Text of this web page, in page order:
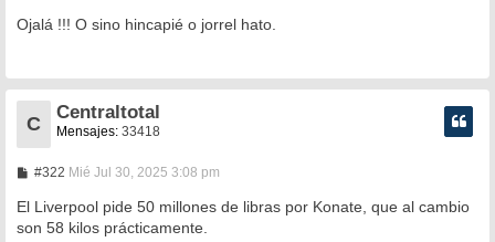
n
e
Ojalá !!! O sino hincapié o jorrel hato.
C
Centraltotal
Mensajes: 33418
#322M
n
s
a
Mié Jul 30, 2025 3:08 pm
El Liverpool pide 50 millones de libras por Konate, que al cambio
son 58 kilos prácticamente.